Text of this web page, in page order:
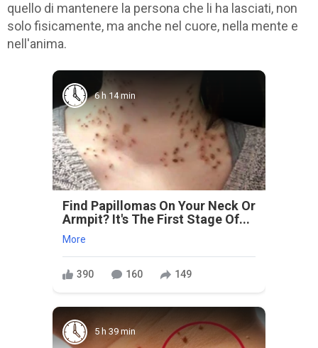
quello di mantenere la persona che li ha lasciati, non
solo fisicamente, ma anche nel cuore, nella mente e
nell'anima.
6 h 14 min
Find Papillomas On Your Neck Or
Armpit? It's The First Stage Of...
More
390 160 149
5 h 39 min